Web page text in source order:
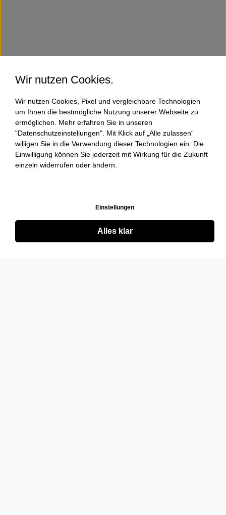
Wir nutzen Cookies.
Wir nutzen Cookies, Pixel und vergleichbare Technologien
um Ihnen die bestmögliche Nutzung unserer Webseite zu
ermöglichen. Mehr erfahren Sie in unseren
"Datenschutzeinstellungen". Mit Klick auf „Alle zulassen“
willigen Sie in die Verwendung dieser Technologien ein. Die
Einwilligung können Sie jederzeit mit Wirkung für die Zukunft
einzeln widerrufen oder ändern.
Einstellungen
Alles klar